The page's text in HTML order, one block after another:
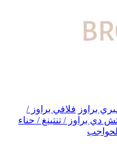
براوز فلافي براوز /
دي براوز / تنتينغ / حناء